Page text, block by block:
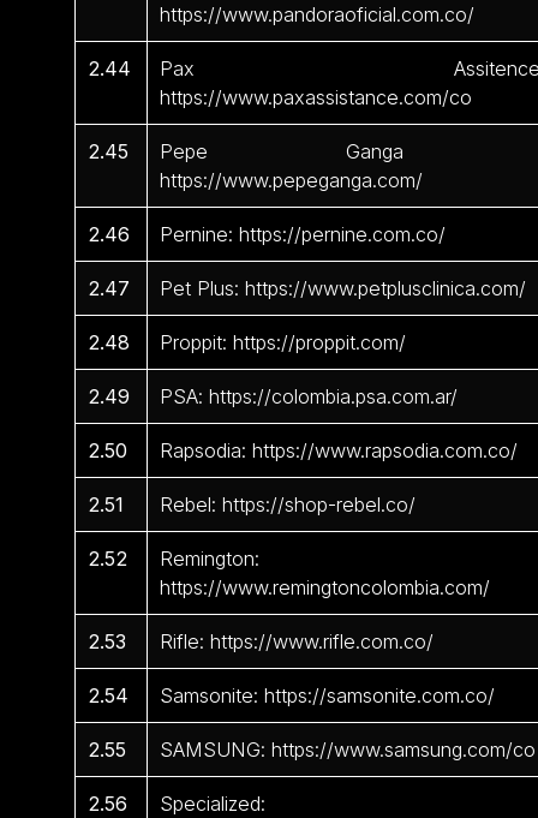
https://www.pandoraoficial.com.co/
2.44
Pax
https://www.paxassistance.com/co
2.45
Pepe Ganga
https://www.pepeganga.com/
2.46 Pernine: https://pernine.com.co/
2.47 Pet Plus: https://www.petplusclinica.com/
2.48 Proppit: https://proppit.com/
2.49 PSA: https://colombia.psa.com.ar/
2.50 Rapsodia: https://www.rapsodia.com.co/
2.51 Rebel: https://shop-rebel.co/
2.52
Remington:
https://www.remingtoncolombia.com/
2.53 Rifle: https://www.rifle.com.co/
2.54 Samsonite: https://samsonite.com.co/
2.55 SAMSUNG: https://www.samsung.com/co
2.56
Specialized: